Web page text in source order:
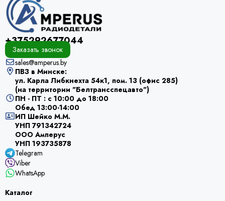
+375292677044
Заказать звонок
sales@amperus.by
ПВЗ в Минске:
ул. Карла Либкнехта 54к1, пом. 13 (офис 285)
(на территории "Белтрансспецавто")
ПН - ПТ : с 10:00 до 18:00
Обед 13:00-14:00
ИП Шейко М.М.
УНП 791342724
ООО Амперус
УНП 193735878
Telegram
Viber
WhatsApp
Каталог